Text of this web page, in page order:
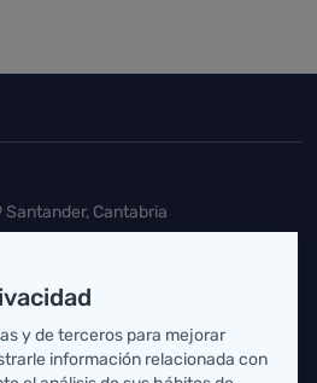
página
Santander, Cantabria
y de terceros para mejorar
información relacionada con